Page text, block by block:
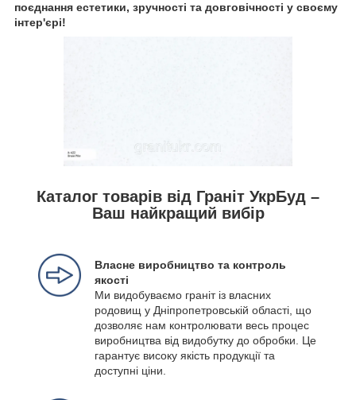
поєднання естетики, зручності та довговічності у своєму
інтер'єрі!
Каталог товарів від Граніт УкрБуд –
Ваш найкращий вибір
Власне виробництво та контроль
якості
Ми видобуваємо граніт із власних
родовищ у Дніпропетровській області, що
дозволяє нам контролювати весь процес
виробництва від видобутку до обробки. Це
гарантує високу якість продукції та
доступні ціни.